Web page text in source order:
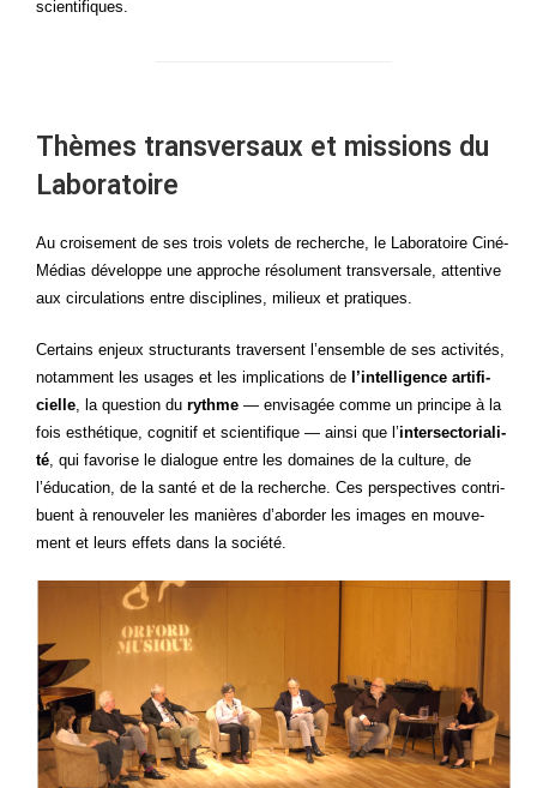
scientifiques.
Thèmes transversaux et missions du
Laboratoire
Au croi­se­ment de ses trois volets de recherche, le Labo­ra­toire Ciné­
Mé­dias déve­loppe une approche réso­lu­ment trans­ver­sale, atten­tive
aux cir­cu­la­tions entre dis­ci­plines, milieux et pratiques.
Cer­tains enjeux struc­tu­rants tra­versent l’ensemble de ses acti­vi­tés,
notam­ment les usages et les impli­ca­tions del’intelligence arti­fi­
cielle , la ques­tion durythme — envi­sa­gée comme un prin­cipe à la
fois esthé­tique, cog­ni­tif et scien­ti­fique — ain­si que l’inter­sec­to­ria­li­
té , qui favo­rise le dia­logue entre les domaines de la culture, de
l’éducation, de la san­té et de la recherche. Ces pers­pec­tives contri­
buent à renou­ve­ler les manières d’aborder les images en mou­ve­
ment et leurs effets dans la société.